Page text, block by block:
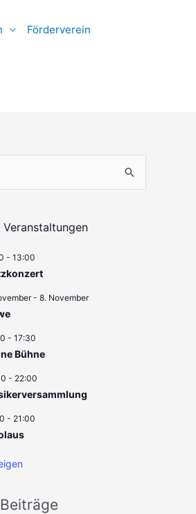
Förderverein
- 13:00
- 8. November
- 17:30
Bühne
- 22:00
- 21:00